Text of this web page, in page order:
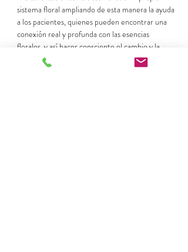
sistema floral ampliando de esta manera la ayuda
a los pacientes, quienes pueden encontrar una
conexión real y profunda con las esencias
florales, y así hacer consciente el cambio y la
transformación en sus vidas